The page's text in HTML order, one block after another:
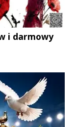
i darmowy